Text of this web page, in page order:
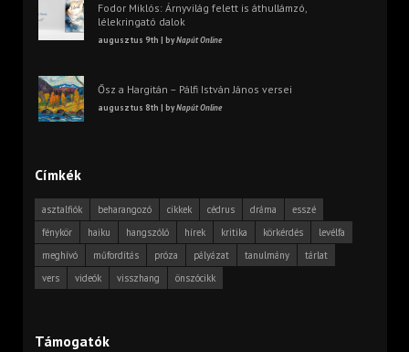
Fodor Miklós: Árnyvilág felett is áthullámzó,
lélekringató dalok
augusztus 9th | byNapút Online
Ősz a Hargitán – Pálfi István János versei
augusztus 8th | byNapút Online
Címkék
asztalfiók beharangozó cikkek cédrus dráma
esszé
fénykör
haiku hangszóló hírek kritika körkérdés
levélfa
meghívó
műfordítás próza pályázat tanulmány
tárlat
vers
videók visszhang önszócikk
Támogatók